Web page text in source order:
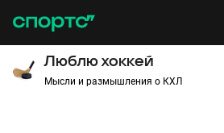
Люблю хоккей
Мысли и размышления о КХЛ